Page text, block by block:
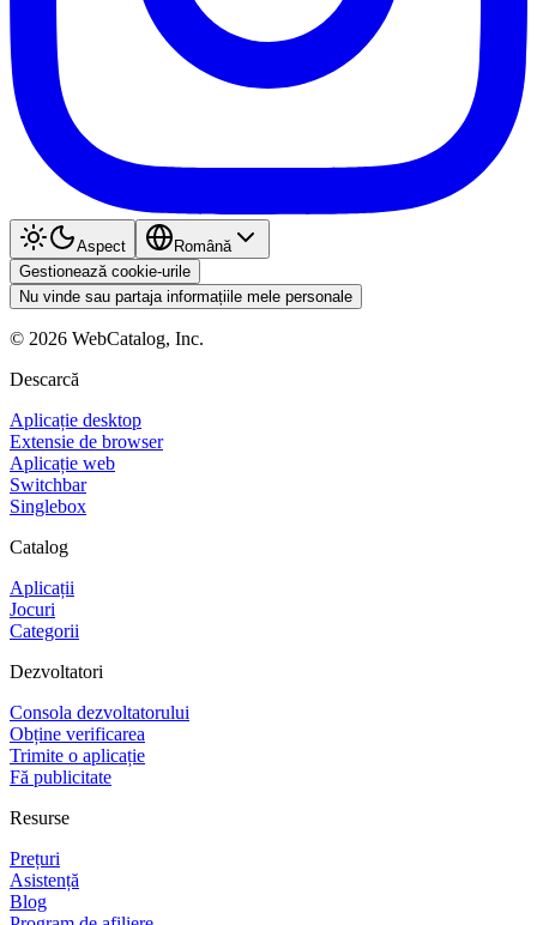
Aspect
Română
Gestionează cookie-urile
Nu vinde sau partaja informațiile mele personale
© 2026 WebCatalog, Inc.
Descarcă
Aplicație desktop
Extensie de browser
Aplicație web
Switchbar
Singlebox
Catalog
Aplicații
Jocuri
Categorii
Dezvoltatori
Consola dezvoltatorului
Obține verificarea
Trimite o aplicație
Fă publicitate
Resurse
Prețuri
Asistență
Blog